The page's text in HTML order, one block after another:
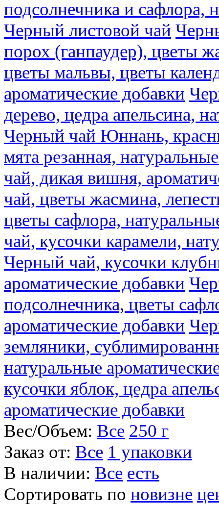
подсолнечника и сафлора,
Черный листовой чай
порох (ганпаудер), цветы
цветы мальвы, цветы
ароматические добавки
дерево, цедра апельсина,
Черный чай Юннань,
мята резанная,
чай, дикая вишня,
чай, цветы жасмина,
цветы сафлора,
чай, кусочки карамели,
Черный чай, кусочки
ароматические добавки
подсолнечника, цветы
ароматические добавки
земляники,
натуральные
кусочки яблок, цедра
ароматические добавки
Вес/Объем: Все 250 г
Заказ от: Все 1 упаковки
В наличии: Все есть
Сортировать по новизне